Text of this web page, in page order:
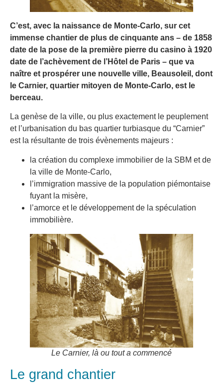
C’est, avec la naissance de Monte-Carlo, sur cet
immense chantier de plus de cinquante ans – de 1858
date de la pose de la première pierre du casino à 1920
date de l’achèvement de l’Hôtel de Paris – que va
naître et prospérer une nouvelle ville, Beausoleil, dont
le Carnier, quartier mitoyen de Monte-Carlo, est le
berceau.
La genèse de la ville, ou plus exactement le peuplement
et l’urbanisation du bas quartier turbiasque du “Carnier”
est la résultante de trois évènements majeurs :
la création du complexe immobilier de la SBM et de
la ville de Monte-Carlo,
l’immigration massive de la population piémontaise
fuyant la misère,
l’amorce et le développement de la spéculation
immobilière.
Le Carnier, là ou tout a commencé
Le grand chantier